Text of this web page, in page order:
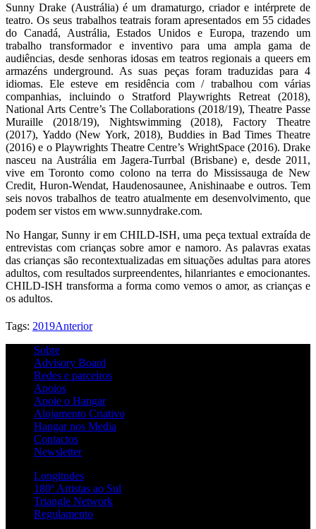
Sunny Drake (Austrália) é um dramaturgo, criador e intérprete de
teatro. Os seus trabalhos teatrais foram apresentados em 55 cidades
do Canadá, Austrália, Estados Unidos e Europa, trazendo um
trabalho transformador e inventivo para uma ampla gama de
audiências, desde senhoras idosas em teatros regionais a queers em
armazéns underground. As suas peças foram traduzidas para 4
idiomas. Ele esteve em residência com / trabalhou com várias
companhias, incluindo o Stratford Playwrights Retreat (2018),
National Arts Centre’s The Collaborations (2018/19), Theatre Passe
Muraille (2018/19), Nightswimming (2018), Factory Theatre
(2017), Yaddo (New York, 2018), Buddies in Bad Times Theatre
(2016) e o Playwrights Theatre Centre’s WrightSpace (2016). Drake
nasceu na Austrália em Jagera-Turrbal (Brisbane) e, desde 2011,
vive em Toronto como colono na terra do Mississauga de New
Credit, Huron-Wendat, Haudenosaunee, Anishinaabe e outros. Tem
seis novos trabalhos de teatro atualmente em desenvolvimento, que
podem ser vistos em www.sunnydrake.com.
No Hangar, Sunny ir em CHILD-ISH, uma peça textual extraída de
entrevistas com crianças sobre amor e namoro. As palavras exatas
das crianças são recontextualizadas em situações adultas para atores
adultos, com resultados surpreendentes, hilanriantes e emocionantes.
CHILD-ISH transforma a forma como vemos o amor, as crianças e
os adultos.
Tags: 2019Anterior
Sobre
Advisory Board
Redes e parceiros
Apoios
Apoie o Hangar
Alojamento Criativo
Hangar nos Media
Contactos
Newsletter
Longitudes
180º Artistas ao Sul
Triangle Network
Regulamento